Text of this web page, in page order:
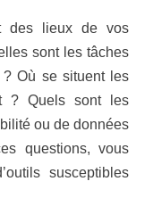
des lieux de vos
sont les tâches
Où se situent les
? Quels sont les
ou de données
questions, vous
susceptibles